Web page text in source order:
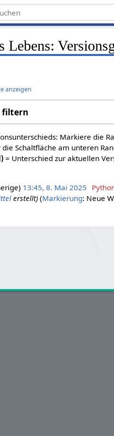
Lebens:
anzeigen
filtern
Markiere die
Schaltfläche am unteren
= Unterschied zur aktuellen
13:45, 8. Mai 2025
erstellt Markierung: Neue